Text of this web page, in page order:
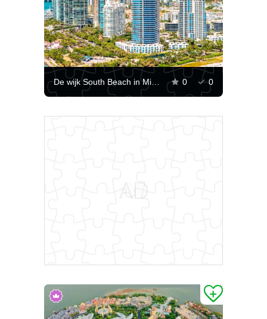
De wijk South Beach in Miami Beach 0 0